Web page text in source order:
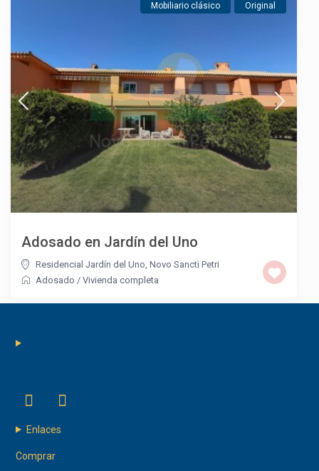
Mobiliario clásico Original
Adosado en Jardín del Uno
Residencial Jardín del Uno ,Novo Sancti Petri
Adosado /Vivienda completa
Enlaces
Comprar